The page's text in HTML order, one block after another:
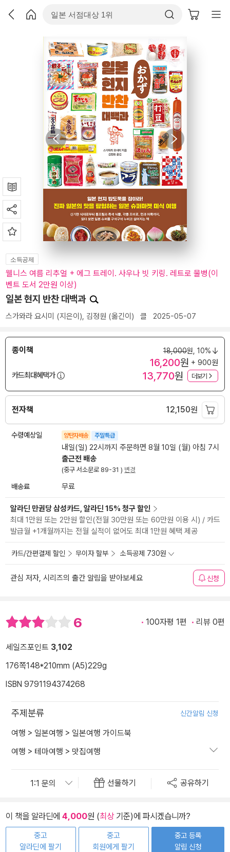
소득공제
웰니스 여름 리추얼 + 에그 트레이. 사우나 빗 키링. 레트로 물병(이
벤트 도서 2만원 이상)
일본 현지 반찬 대백과
스가와라 요시미 (지은이), 김정원 (옮긴이) 클 2025-05-07
종이책 18,000원, 10%
16,200원 + 900원
카드최대혜택가
13,770원 더보기
전자책 12,150원
수령예상일 양탄자배송 주말특급
내일(일) 22시까지 주문하면 8월 10일 (월) 아침 7시
출근전 배송
(중구 서소문로 89-31 ) 변경
배송료 무료
알라딘 만권당 삼성카드, 알라딘 15% 청구 할인
최대 1만원 또는 2만원 할인(전월 30만원 또는 60만원 이용 시) / 카드
발급월 +1개월까지는 전월 실적이 없어도 최대 1만원 혜택 제공
카드/간편결제 할인 무이자 할부 소득공제 730원
관심 저자, 시리즈의 출간 알림을 받아보세요 신청
6 100자평 1편 리뷰 0편
세일즈포인트 3,102
176쪽148*210mm (A5)229g
ISBN 9791194374268
주제분류 신간알림 신청
여행 > 일본여행 > 일본여행 가이드북
여행 > 테마여행 > 맛집여행
선물하기 공유하기
이 책을 알라딘에 4,000원 (최상기준)에 파시겠습니까?
중고
알라딘에 팔기
중고
회원에게 팔기
중고 등록
알림 신청